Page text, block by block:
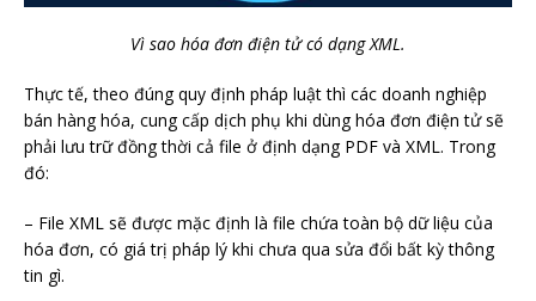
Vì sao hóa đơn điện tử có dạng XML.
Thực tế, theo đúng quy định pháp luật thì các doanh nghiệp
bán hàng hóa, cung cấp dịch phụ khi dùng hóa đơn điện tử sẽ
phải lưu trữ đồng thời cả file ở định dạng PDF và XML. Trong
đó:
– File XML sẽ được mặc định là file chứa toàn bộ dữ liệu của
hóa đơn, có giá trị pháp lý khi chưa qua sửa đổi bất kỳ thông
tin gì.